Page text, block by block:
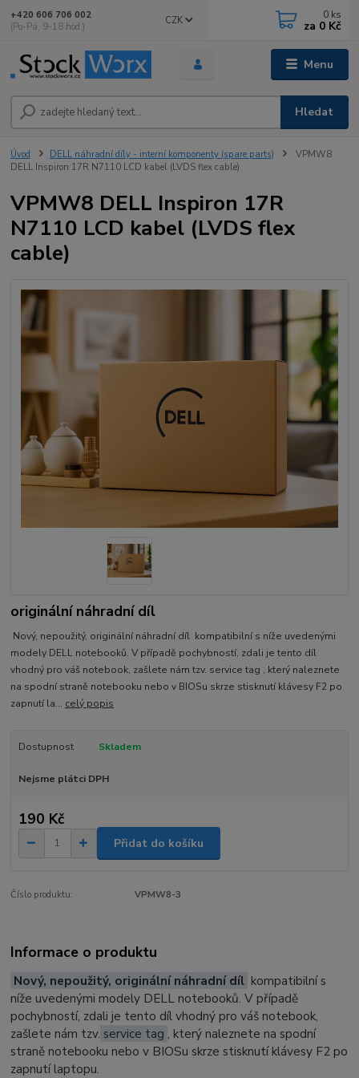
Menu
CZK
Hledat
+420 606 706 002
(Po-Pá, 9-18 hod.)
0 ks
za 0 Kč
Úvod DELL náhradní díly - interní komponenty (spare parts)
VPMW8
DELL Inspiron 17R N7110 LCD kabel (LVDS flex cable)
VPMW8 DELL Inspiron 17R
N7110 LCD kabel (LVDS flex
cable)
originální náhradní díl
Nový, nepoužitý, originální náhradní díl kompatibilní s níže uvedenými
modely DELL notebooků. V případě pochybností, zdali je tento díl
vhodný pro váš notebook, zašlete nám tzv. service tag , který naleznete
na spodní straně notebooku nebo v BIOSu skrze stisknutí klávesy F2 po
zapnutí la... celý popis
Dostupnost Skladem
Nejsme plátci DPH
190 Kč
Přidat do košíku
Číslo produktu: VPMW8-3
Informace o produktu
Nový, nepoužitý, originální náhradní díl kompatibilní s
níže uvedenými modely DELL notebooků. V případě
pochybností, zdali je tento díl vhodný pro váš notebook,
zašlete nám tzv. service tag , který naleznete na spodní
straně notebooku nebo v BIOSu skrze stisknutí klávesy F2 po
zapnutí laptopu.